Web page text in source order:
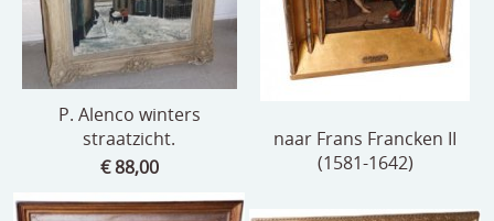
P. Alenco winters
straatzicht.
€ 88,00
naar Frans Francken II
(1581-1642)